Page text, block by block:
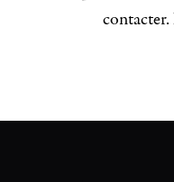
contacter.